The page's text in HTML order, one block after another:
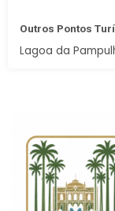
Outros Pontos
Lagoa da